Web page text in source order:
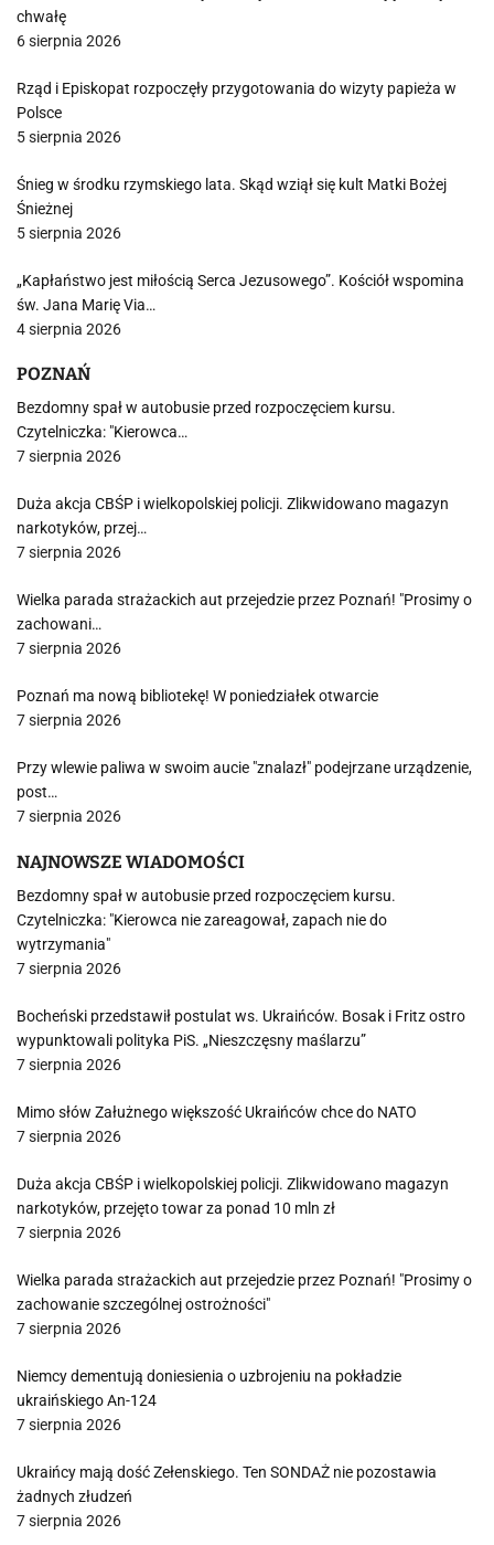
chwałę
6 sierpnia 2026
Rząd i Episkopat rozpoczęły przygotowania do wizyty papieża w
Polsce
5 sierpnia 2026
Śnieg w środku rzymskiego lata. Skąd wziął się kult Matki Bożej
Śnieżnej
5 sierpnia 2026
„Kapłaństwo jest miłością Serca Jezusowego”. Kościół wspomina
św. Jana Marię Via…
4 sierpnia 2026
POZNAŃ
Bezdomny spał w autobusie przed rozpoczęciem kursu.
Czytelniczka: "Kierowca…
7 sierpnia 2026
Duża akcja CBŚP i wielkopolskiej policji. Zlikwidowano magazyn
narkotyków, przej…
7 sierpnia 2026
Wielka parada strażackich aut przejedzie przez Poznań! "Prosimy o
zachowani…
7 sierpnia 2026
Poznań ma nową bibliotekę! W poniedziałek otwarcie
7 sierpnia 2026
Przy wlewie paliwa w swoim aucie "znalazł" podejrzane urządzenie,
post…
7 sierpnia 2026
NAJNOWSZE WIADOMOŚCI
Bezdomny spał w autobusie przed rozpoczęciem kursu.
Czytelniczka: "Kierowca nie zareagował, zapach nie do
wytrzymania"
7 sierpnia 2026
Bocheński przedstawił postulat ws. Ukraińców. Bosak i Fritz ostro
wypunktowali polityka PiS. „Nieszczęsny maślarzu”
7 sierpnia 2026
Mimo słów Załużnego większość Ukraińców chce do NATO
7 sierpnia 2026
Duża akcja CBŚP i wielkopolskiej policji. Zlikwidowano magazyn
narkotyków, przejęto towar za ponad 10 mln zł
7 sierpnia 2026
Wielka parada strażackich aut przejedzie przez Poznań! "Prosimy o
zachowanie szczególnej ostrożności"
7 sierpnia 2026
Niemcy dementują doniesienia o uzbrojeniu na pokładzie
ukraińskiego An-124
7 sierpnia 2026
Ukraińcy mają dość Zełenskiego. Ten SONDAŻ nie pozostawia
żadnych złudzeń
7 sierpnia 2026